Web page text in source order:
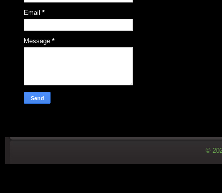
Email *
Message *
©